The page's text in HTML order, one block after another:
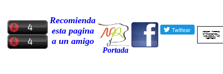
Recomienda
esta pagina
a un amigo
Portada